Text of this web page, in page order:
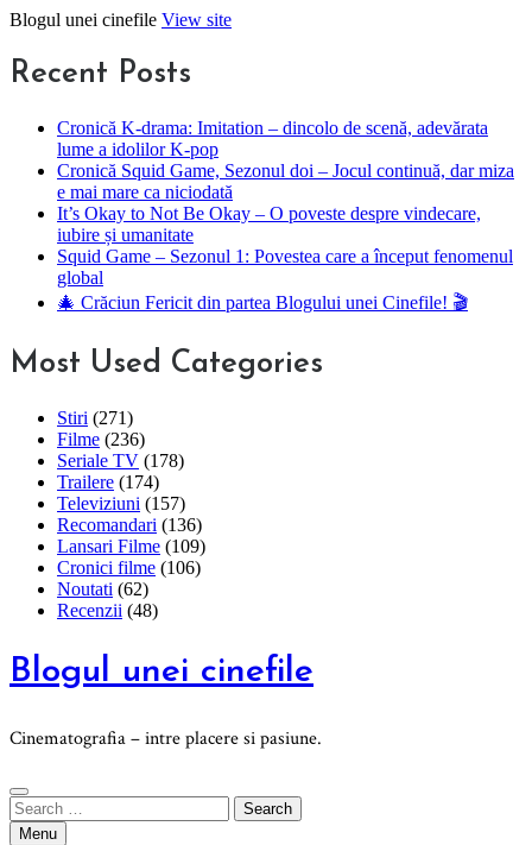
Skip
content
Blogul unei cinefile View site
Recent Posts
Cronică K-drama: Imitation – dincolo de scenă, adevărata
lume a idolilor K-pop
Cronică Squid Game, Sezonul doi – Jocul continuă, dar miza
e mai mare ca niciodată
It’s Okay to Not Be Okay – O poveste despre vindecare,
iubire și umanitate
Squid Game – Sezonul 1: Povestea care a început fenomenul
global
🎄 Crăciun Fericit din partea Blogului unei Cinefile! 🎬
Most Used Categories
Stiri (271)
Filme (236)
Seriale TV (178)
Trailere (174)
Televiziuni (157)
Recomandari (136)
Lansari Filme (109)
Cronici filme (106)
Noutati (62)
Recenzii (48)
Blogul unei cinefile
Cinematografia – intre placere si pasiune.
Search
for:Menu